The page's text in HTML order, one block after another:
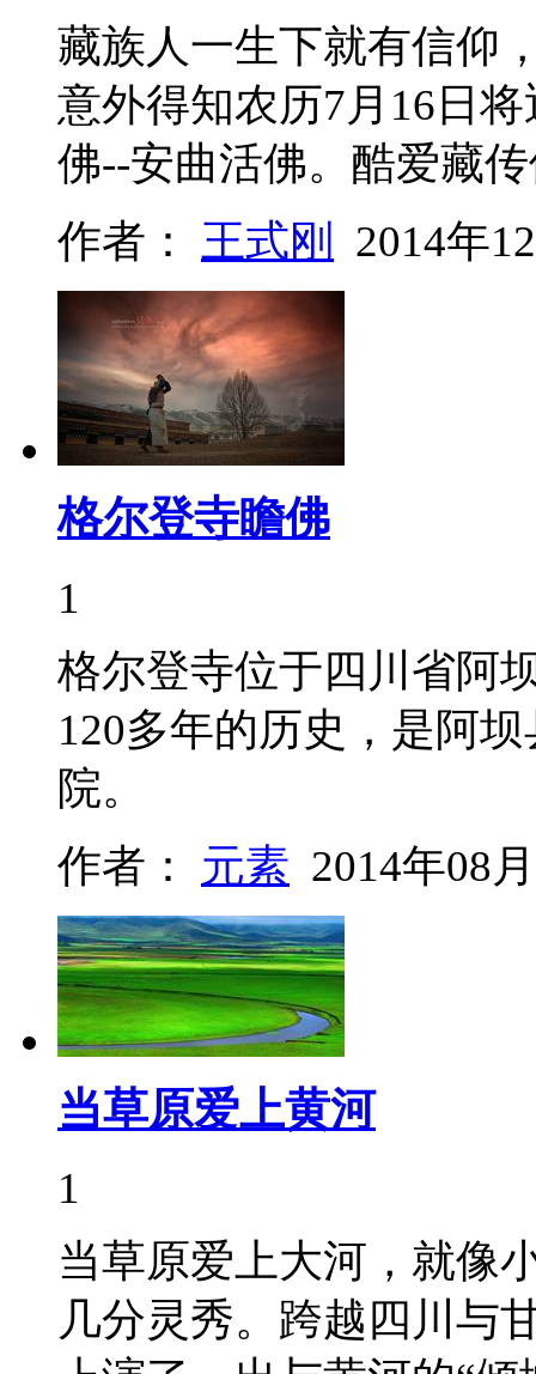
藏族人一生下就有信仰
意外得知农历7月16日
佛--安曲活佛。酷爱藏
作者： 王式刚 2014年
格尔登寺瞻佛
1
格尔登寺位于四川省阿
120多年的历史，是阿
院。
作者： 元素 2014年08
当草原爱上黄河
1
当草原爱上大河，就像
几分灵秀。跨越四川与